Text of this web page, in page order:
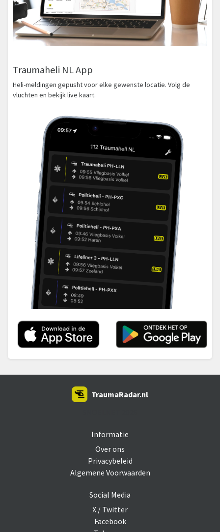
Traumaheli NL App
Heli-meldingen gepusht voor elke gewenste locatie. Volg de
vluchten en bekijk live kaart.
Informatie
Over ons
Privacybeleid
Algemene Voorwaarden
Social Media
X / Twitter
Facebook
TraumaRadar.nl